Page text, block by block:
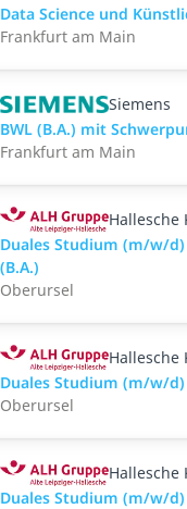
Data Science und
Frankfurt am Main
Siemens
BWL (B.A.) mit
Frankfurt am Main
Hallesche
Duales Studium (m/w/d)
(B.A.)
Oberursel
Hallesche
Duales Studium (m/w/d)
Oberursel
Hallesche
Duales Studium (m/w/d)